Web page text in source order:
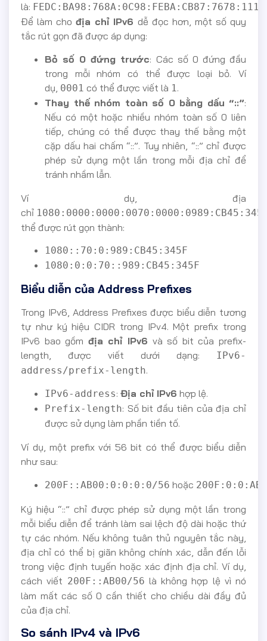
là: FEDC:BA98:768A:0C98:FEBA:CB87:7678:1111
Để làm chođịa chỉ IPv6 dễ đọc hơn, một số quy
tắc rút gọn đã được áp dụng:
Bỏ số 0 đứng trước: Các số 0 đứng đầu
trong mỗi nhóm có thể được loại bỏ. Ví
dụ, 0001 có thể được viết là 1 .
Thay thế nhóm toàn số 0 bằng dấu “::”:
Nếu có một hoặc nhiều nhóm toàn số 0 liên
tiếp, chúng có thể được thay thế bằng một
cặp dấu hai chấm “::”. Tuy nhiên, “::” chỉ được
phép sử dụng một lần trong mỗi địa chỉ để
tránh nhầm lẫn.
Ví dụ, địa
chỉ
thể được rút gọn thành:
1080::70:0:989:CB45:345F
1080:0:0:70::989:CB45:345F
Biểu diễn của Address Prefixes
Trong IPv6, Address Prefixes được biểu diễn tương
tự như ký hiệu CIDR trong IPv4. Một prefix trong
IPv6 bao gồm địa chỉ IPv6 và số bit của prefix-
length, được viết dưới dạng: IPv6-
address/prefix-length.
IPv6-address: Địa chỉ IPv6 hợp lệ.
Prefix-length: Số bit đầu tiên của địa chỉ
được sử dụng làm phần tiền tố.
Ví dụ, một prefix với 56 bit có thể được biểu diễn
như sau:
200F::AB00:0:0:0:0/56 hoặc
Ký hiệu “::” chỉ được phép sử dụng một lần trong
mỗi biểu diễn để tránh làm sai lệch độ dài hoặc thứ
tự các nhóm. Nếu không tuân thủ nguyên tắc này,
địa chỉ có thể bị giãn không chính xác, dẫn đến lỗi
trong việc định tuyến hoặc xác định địa chỉ. Ví dụ,
cách viết 200F::AB00/56 là không hợp lệ vì nó
làm mất các số 0 cần thiết cho chiều dài đầy đủ
của địa chỉ.
So sánh IPv4 và IPv6